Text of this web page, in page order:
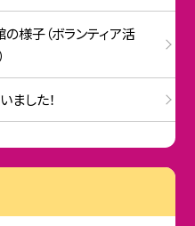
様子（ボランティア活
ました！